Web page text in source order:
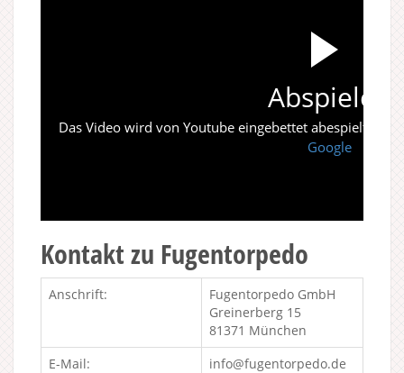
Abspielen
Das Video wird von Youtube eingebettet abespielt. Es
Google
Kontakt zu Fugentorpedo
Anschrift:
Fugentorpedo GmbH
Greinerberg 15
81371 München
E-Mail:
info@fugentorpedo.de